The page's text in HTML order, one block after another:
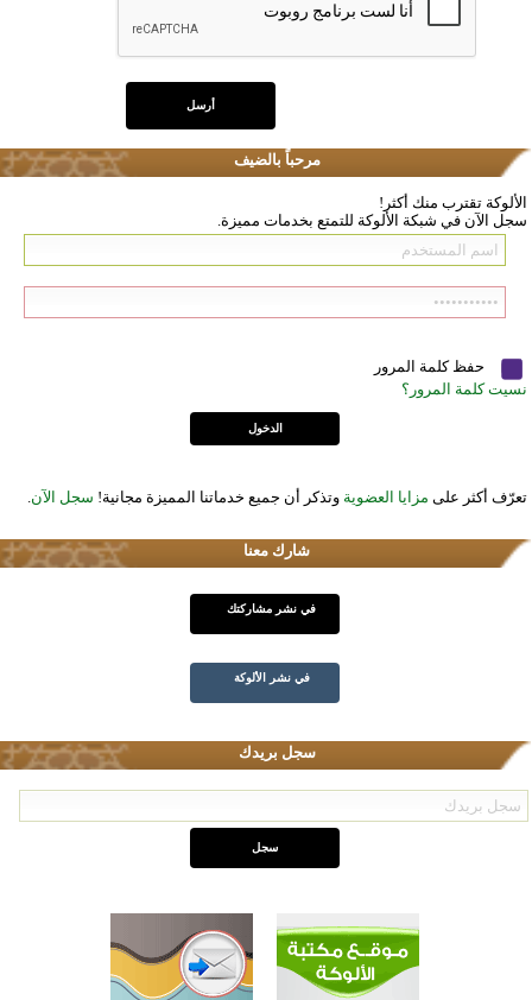
مرحباً بالضيف
الألوكة تقترب منك أكثر!
سجل الآن في شبكة الألوكة للتمتع بخدمات مميزة.
حفظ كلمة المرور
نسيت كلمة المرور؟
تعرّف أكثر على مزايا العضوية وتذكر أن جميع خدماتنا المميزة مجانية! سجل الآن
شارك معنا
في نشر مشاركتك
في نشر الألوكة
سجل بريدك